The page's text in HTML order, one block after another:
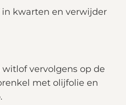
kwarten en verwijder
witlof vervolgens op de
met olijfolie en